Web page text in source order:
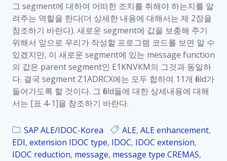
그 segment에 대하여 어떠한 조치를 취해야 하는지를 알
려주는 역할을 한다(더 상세한 내용에 대해서는 제 2장을
참조하기 바란다). 새로운 segment에 값을 보충해 주기
위해서 앞으로 우리가 작성할 프로그램 코드를 보면 알 수
있겠지만, 이 새로운 segment에 있는 message function
의 값은 parent segment인 E1KNVKM의 그것과 동일하
다. 결국 segment Z1ADRCX에는 모두 합하여 11개 field가
들어가도록 할 것이다. 그 field들에 대한 상세내용에 대해
서는 [표 4-1]을 참조하기 바란다.
SAP ALE/IDOC-Korea ALE, ALE enhancement,
EDI, extension IDOC type, IDOC, IDOC extension,
IDOC reduction, message, message type CREMAS,